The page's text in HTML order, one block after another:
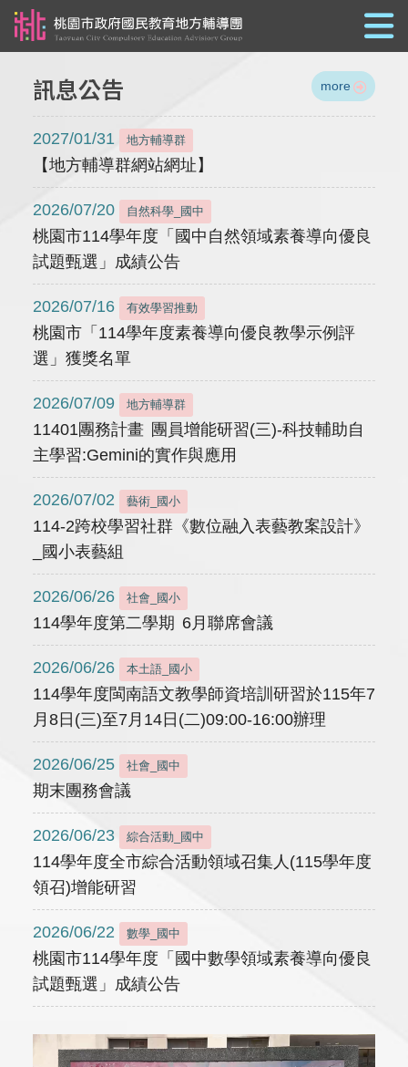
訊息公告 more
2027/01/31 地方輔導群
【地方輔導群網站網址】
2026/07/20 自然科學_國中
桃園市114學年度「國中自然領域素養導向優良
試題甄選」成績公告
2026/07/16 有效學習推動
桃園市「114學年度素養導向優良教學示例評
選」獲獎名單
2026/07/09 地方輔導群
11401團務計畫 團員增能研習(三)-科技輔助自
主學習:Gemini的實作與應用
2026/07/02 藝術_國小
114-2跨校學習社群《數位融入表藝教案設計》
_國小表藝組
2026/06/26 社會_國小
114學年度第二學期 6月聯席會議
2026/06/26 本土語_國小
114學年度閩南語文教學師資培訓研習於115年7
月8日(三)至7月14日(二)09:00-16:00辦理
2026/06/25 社會_國中
期末團務會議
2026/06/23 綜合活動_國中
114學年度全市綜合活動領域召集人(115學年度
領召)增能研習
2026/06/22 數學_國中
桃園市114學年度「國中數學領域素養導向優良
試題甄選」成績公告